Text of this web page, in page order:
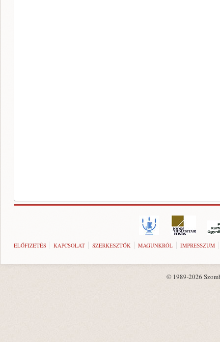
ELŐFIZETÉS KAPCSOLAT SZERKESZTŐK MAGUNKRÓL IMPRESSZUM
© 1989-2026